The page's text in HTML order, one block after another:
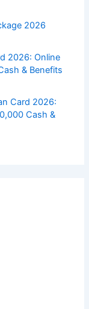
2026
2026: Online
& Benefits
Card 2026:
Cash &